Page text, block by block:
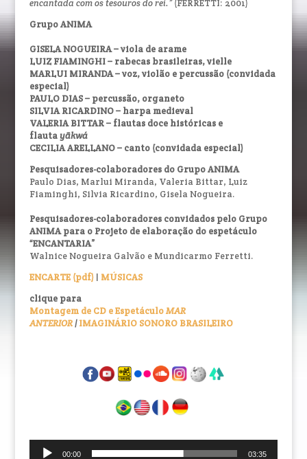
encantada com os tesouros do rei.”(FERRETTI: 2001)
Grupo ANIMA
GISELA NOGUEIRA – viola de arame
LUIZ FIAMINGHI – rabecas brasileiras, vielle
MARLUI MIRANDA – voz, violão e percussão (convidada
especial)
PAULO DIAS – percussão, organeto
SILVIA RICARDINO – harpa medieval
VALERIA BITTAR – flautas doce históricas e
flautayãkwá
CECILIA ARELLANO – canto (convidada especial)
Pesquisadores-colaboradores do Grupo ANIMA
Paulo Dias, Marlui Miranda, Valeria Bittar, Luiz
Fiaminghi, Silvia Ricardino, Gisela Nogueira.
Pesquisadores-colaboradores convidados pelo Grupo
ANIMA para o Projeto de elaboração do espetáculo
“ENCANTARIA”
Walnice Nogueira Galvão e Mundicarmo Ferretti.
ENCARTE (pdf)| MÚSICAS
clique para
Montagem de CD e EspetáculoMAR
ANTERIOR|IMAGINÁRIO SONORO BRASILEIRO
Tocador
00:00 03:35